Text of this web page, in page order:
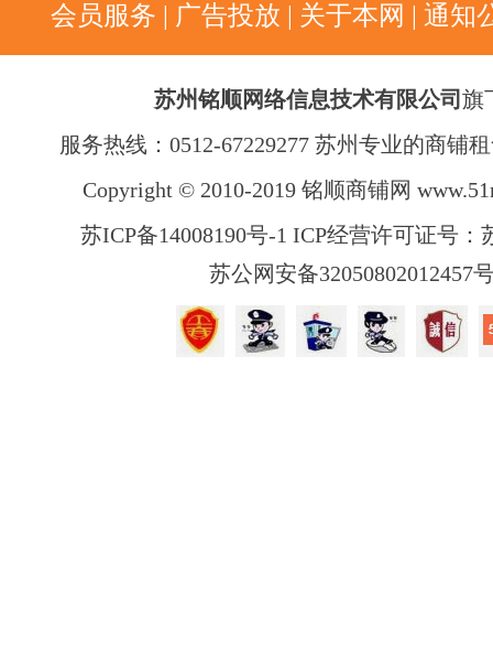
会员服务 广告投放 关于本网 通知
苏州铭顺网络信息技术有限公司 旗
服务热线：0512-67229277 苏州专业的商铺
Copyright © 2010-2019 铭顺商铺网
苏ICP备14008190号-1 ICP经营许可证号：
苏公网安备32050802012457